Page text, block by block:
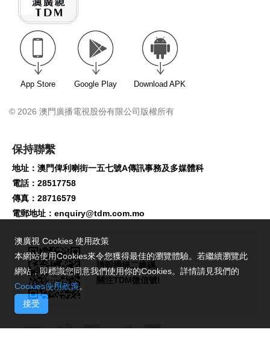
App Store Google Play Download APK
© 2026 澳門廣播電視股份有限公司版權所有
保持聯繫
地址：澳門俾利喇街一五七號A傳訊事務及多媒體科
電話：28517758
傳真：28716579
電郵地址： enquiry@tdm.com.mo
請即掃描二維碼,
關注TDM微信號!
澳廣視 Cookies 使用政策
本網站使用Cookies來令您獲得最佳的瀏覽體驗。若繼續瀏覽此
網站，即標識您同意我們使用你的Cookies。詳情請見我們的
Cookies使用政策。
接受